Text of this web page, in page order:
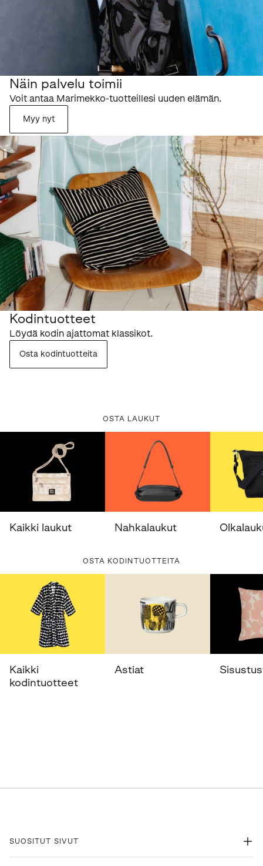
Näin palvelu toimii
Voit antaa Marimekko-tuotteillesi uuden elämän.
Myy nyt
Kodintuotteet
Löydä kodin ajattomat klassikot.
Osta kodintuotteita
OSTA LAUKUT
Kaikki laukut Nahkalaukut
OSTA KODINTUOTTEITA
Kaikki
kodintuotteet
Astiat
SUOSITUT SIVUT